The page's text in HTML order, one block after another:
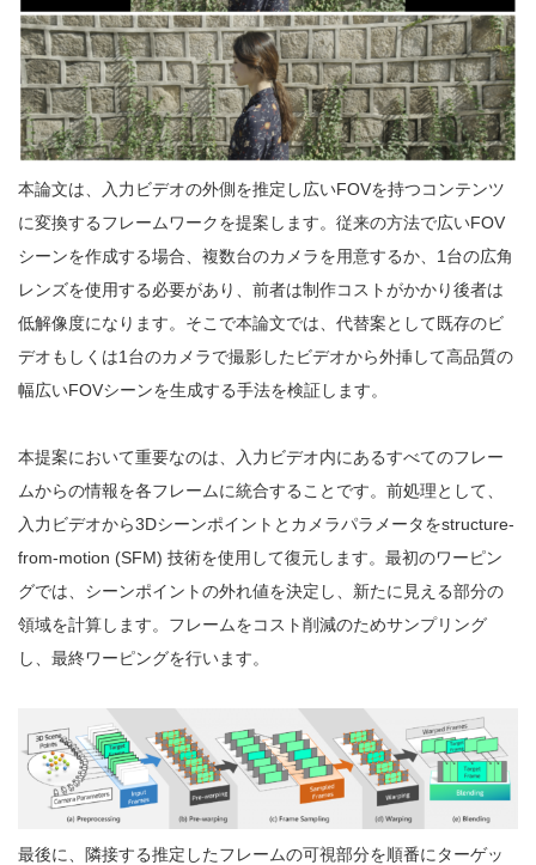
本論文は、入力ビデオの外側を推定し広いFOVを持つコンテンツ
に変換するフレームワークを提案します。従来の方法で広いFOV
シーンを作成する場合、複数台のカメラを用意するか、1台の広角
レンズを使用する必要があり、前者は制作コストがかかり後者は
低解像度になります。そこで本論文では、代替案として既存のビ
デオもしくは1台のカメラで撮影したビデオから外挿して高品質の
幅広いFOVシーンを生成する手法を検証します。
本提案において重要なのは、入力ビデオ内にあるすべてのフレー
ムからの情報を各フレームに統合することです。前処理として、
入力ビデオから3Dシーンポイントとカメラパラメータをstructure-
from-motion (SFM) 技術を使用して復元します。最初のワーピン
グでは、シーンポイントの外れ値を決定し、新たに見える部分の
領域を計算します。フレームをコスト削減のためサンプリング
し、最終ワーピングを行います。
最後に、隣接する推定したフレームの可視部分を順番にターゲッ